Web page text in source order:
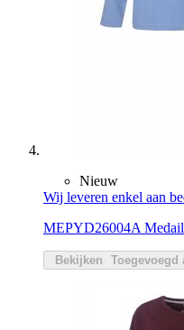
Nieuw
Wij leveren enkel aan
MEPYD26004A
Bekijken Toegevoegd